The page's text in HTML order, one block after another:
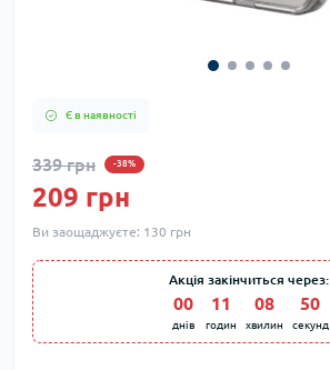
Є в наявності
339 грн -38%
209 грн
Ви заощаджуєте: 130 грн
Акція закінчиться через:
00
днів
11
годин
08
хвилин
50
секунд